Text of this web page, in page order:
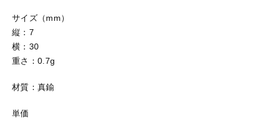
サイズ（mm）
縦：7
横：30
重さ：0.7g
材質：真鍮
単価
【表金具】 透かしパーツ
【表金具】 平板
【表金具】 プレート
【留め金具】 ブローチピン
【留め金具】 丸カン・小判カン